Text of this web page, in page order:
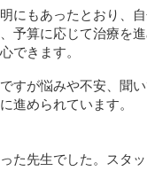
にもあったとおり、
予算に応じて治療を
できます。
すが悩みや不安、聞
進められています。
た先生でした。スタ